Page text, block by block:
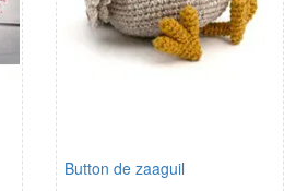
Button de zaaguil